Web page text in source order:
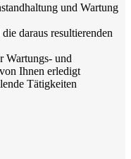
und Wartung
daraus resultierenden
Wartungs- und
Ihnen erledigt
Tätigkeiten